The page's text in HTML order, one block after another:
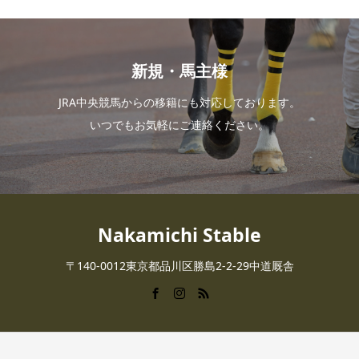
新規・馬主様
JRA中央競馬からの移籍にも対応しております。
いつでもお気軽にご連絡ください。
Nakamichi Stable
〒140-0012東京都品川区勝島2-2-29中道厩舎